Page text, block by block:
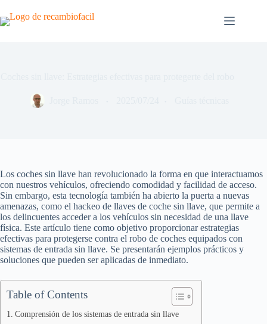
al
contenido
Los coches sin llave han revolucionado la forma en que interactuamos
con nuestros vehículos, ofreciendo comodidad y facilidad de acceso.
Sin embargo, esta tecnología también ha abierto la puerta a nuevas
amenazas, como el hackeo de llaves de coche sin llave, que permite a
los delincuentes acceder a los vehículos sin necesidad de una llave
física. Este artículo tiene como objetivo proporcionar estrategias
efectivas para protegerse contra el robo de coches equipados con
sistemas de entrada sin llave. Se presentarán ejemplos prácticos y
soluciones que pueden ser aplicadas de inmediato.
Table of Contents
Comprensión de los sistemas de entrada sin llave